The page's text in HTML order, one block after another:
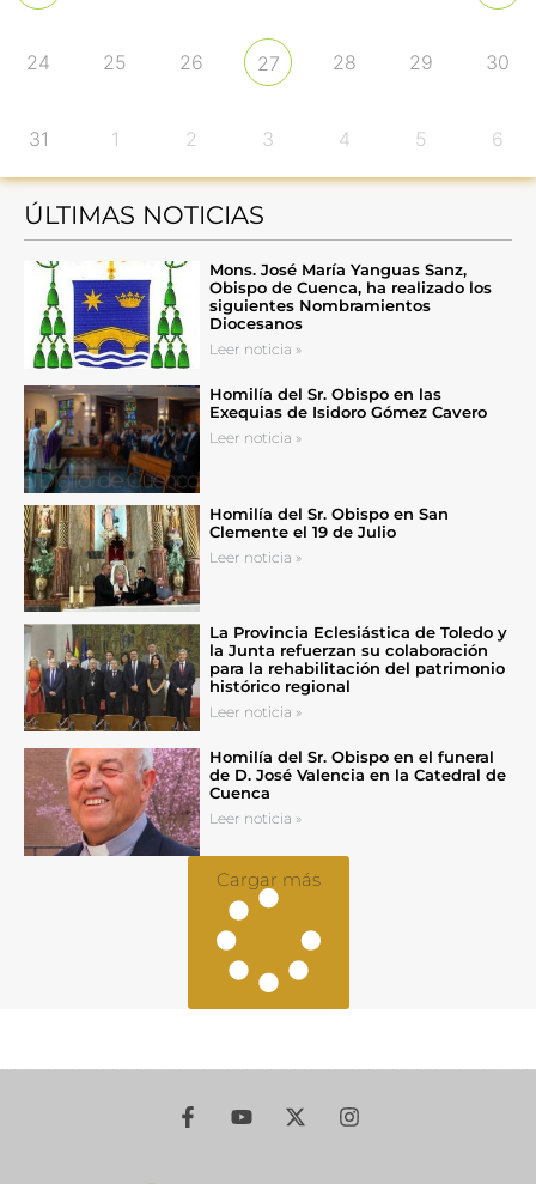
24 25 26 27 28 29 30
31 1 2 3 4 5 6
ÚLTIMAS NOTICIAS
Mons. José María Yanguas Sanz,
Obispo de Cuenca, ha realizado los
siguientes Nombramientos
Diocesanos
Leer noticia »
Homilía del Sr. Obispo en las
Exequias de Isidoro Gómez Cavero
Leer noticia »
Homilía del Sr. Obispo en San
Clemente el 19 de Julio
Leer noticia »
La Provincia Eclesiástica de Toledo y
la Junta refuerzan su colaboración
para la rehabilitación del patrimonio
histórico regional
Leer noticia »
Homilía del Sr. Obispo en el funeral
de D. José Valencia en la Catedral de
Cuenca
Leer noticia »
Cargar más